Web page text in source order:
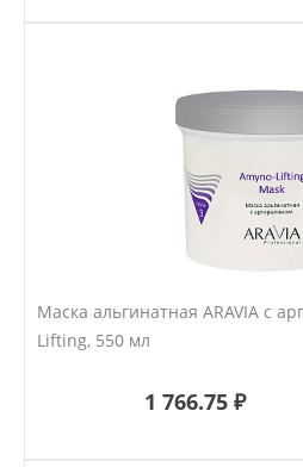
Маска альгинатная ARAVIA с
Lifting, 550 мл
1 766.75 ₽